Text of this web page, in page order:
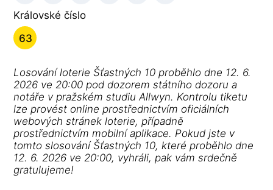
Královské číslo
63
Losování loterie Šťastných 10 proběhlo dne 12. 6.
2026 ve 20:00 pod dozorem státního dozoru a
notáře v pražském studiu Allwyn. Kontrolu tiketu
lze provést online prostřednictvím oficiálních
webových stránek loterie, případně
prostřednictvím mobilní aplikace. Pokud jste v
tomto slosování Šťastných 10, které proběhlo dne
12. 6. 2026 ve 20:00, vyhráli, pak vám srdečně
gratulujeme!